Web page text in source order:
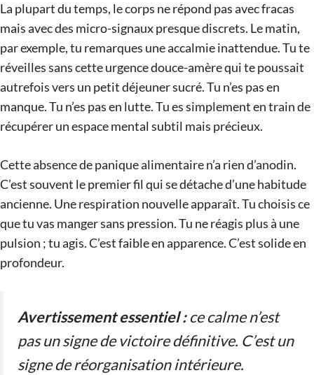
La plupart du temps, le corps ne répond pas avec fracas
mais avec des micro-signaux presque discrets. Le matin,
par exemple, tu remarques une accalmie inattendue. Tu te
réveilles sans cette urgence douce-amère qui te poussait
autrefois vers un petit déjeuner sucré. Tu n’es pas en
manque. Tu n’es pas en lutte. Tu es simplement en train de
récupérer un espace mental subtil mais précieux.
Cette absence de panique alimentaire n’a rien d’anodin.
C’est souvent le premier fil qui se détache d’une habitude
ancienne. Une respiration nouvelle apparaît. Tu choisis ce
que tu vas manger sans pression. Tu ne réagis plus à une
pulsion ; tu agis. C’est faible en apparence. C’est solide en
profondeur.
Avertissement essentiel :ce calme n’est
pas un signe de victoire définitive. C’est un
signe de réorganisation intérieure.